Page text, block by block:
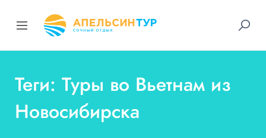
Теги: Туры во Вьетнам из
Новосибирска